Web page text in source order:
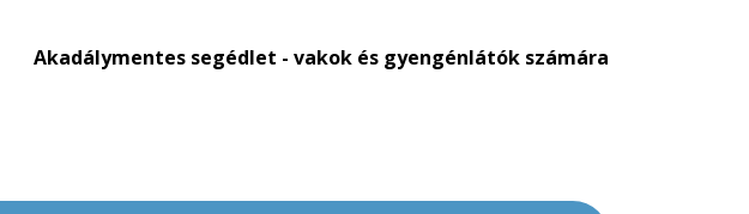
Akadálymentes segédlet - vakok és gyengénlátók számára